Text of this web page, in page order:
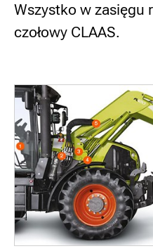
Wszystko w
czołowy CLAAS.